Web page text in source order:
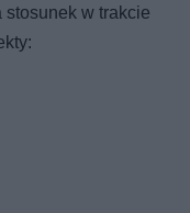
w trakcie